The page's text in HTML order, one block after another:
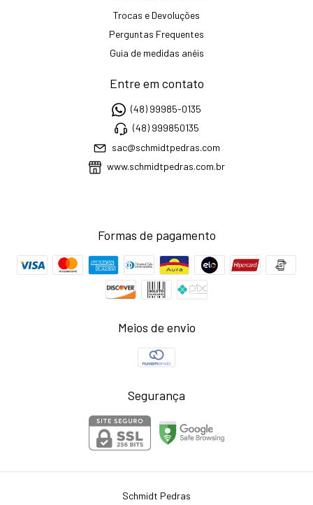
Trocas e Devoluções
Perguntas Frequentes
Guia de medidas anéis
Entre em contato
(48) 99985-0135
(48) 999850135
sac@schmidtpedras.com
www.schmidtpedras.com.br
Formas de pagamento
Meios de envio
Segurança
Schmidt Pedras